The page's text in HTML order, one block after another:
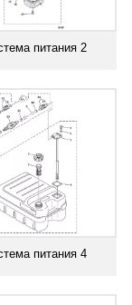
питания 2
питания 4